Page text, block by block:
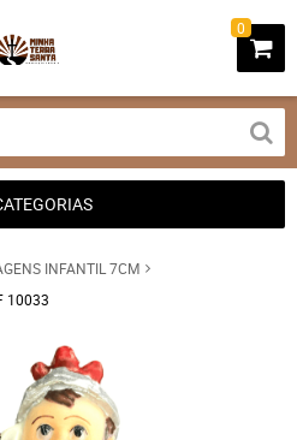
0
INFANTIL 7CM
10033